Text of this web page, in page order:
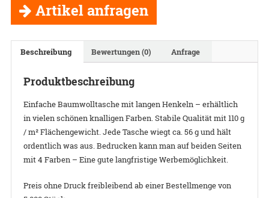
Artikel anfragen
Beschreibung Bewertungen (0) Anfrage
Produktbeschreibung
Einfache Baumwolltasche mit langen Henkeln – erhältlich
in vielen schönen knalligen Farben. Stabile Qualität mit 110 g
/ m² Flächengewicht. Jede Tasche wiegt ca. 56 g und hält
ordentlich was aus. Bedrucken kann man auf beiden Seiten
mit 4 Farben – Eine gute langfristige Werbemöglichkeit.
Preis ohne Druck freibleibend ab einer Bestellmenge von